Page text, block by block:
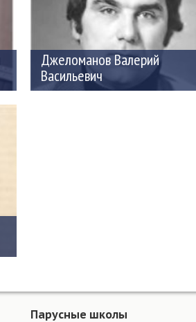
Джеломанов Валерий
Васильевич
Парусные школы